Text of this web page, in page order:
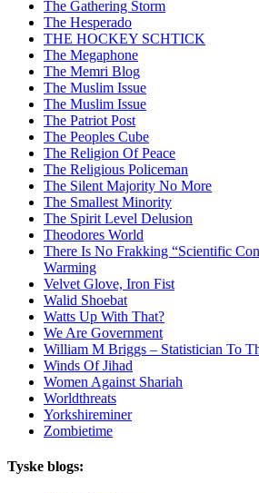
The Gathering Storm
The Hesperado
THE HOCKEY SCHTICK
The Megaphone
The Memri Blog
The Muslim Issue
The Muslim Issue
The Patriot Post
The Peoples Cube
The Religion Of Peace
The Religious Policeman
The Silent Majority No More
The Smallest Minority
The Spirit Level Delusion
Theodores World
There Is No Frakking “Scientific
Warming
Velvet Glove, Iron Fist
Walid Shoebat
Watts Up With That?
We Are Government
William M Briggs – Statistician To
Winds Of Jihad
Women Against Shariah
Worldthreats
Yorkshireminer
Zombietime
Tyske blogs: